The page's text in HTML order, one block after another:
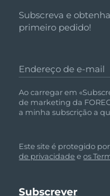
Subscreva e
primeiro pedido!
Endereço de e-mail
Ao carregar em
de marketing da
a minha subscrição a
Este site é protegido
de privacidade eos